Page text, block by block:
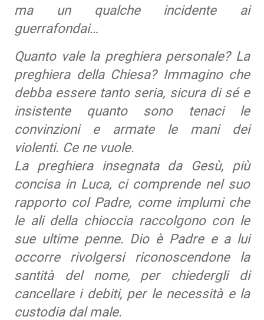
ma un qualche incidente ai
guerrafondai…
Quanto vale la preghiera personale? La
preghiera della Chiesa? Immagino che
debba essere tanto seria, sicura di sé e
insistente quanto sono tenaci le
convinzioni e armate le mani dei
violenti. Ce ne vuole.
La preghiera insegnata da Gesù, più
concisa in Luca, ci comprende nel suo
rapporto col Padre, come implumi che
le ali della chioccia raccolgono con le
sue ultime penne. Dio è Padre e a lui
occorre rivolgersi riconoscendone la
santità del nome, per chiedergli di
cancellare i debiti, per le necessità e la
custodia dal male.